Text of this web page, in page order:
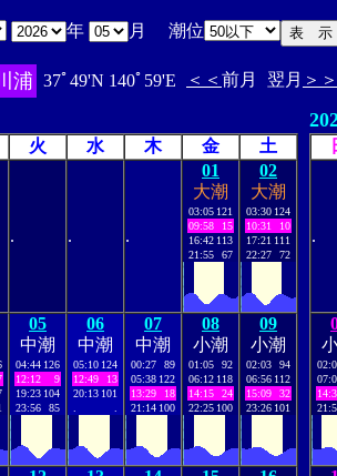
年 月 潮位
浦 37ﾟ49'N 140ﾟ59'E ＜＜ 前月 翌月 ＞＞
火 水 木 金 土
. . .
01
大潮
03:05 121
09:58
15
16:42 113
21:55
67
02
大潮
03:30 124
10:31
10
17:21 111
22:27
72
05
中潮
04:44 126
12:12
9
19:23 104
23:56
85
06
中潮
05:10 124
12:49
13
20:13 101
07
中潮
00:27
89
05:38 122
13:29
18
21:14 100
08
小潮
01:05
92
06:12 118
14:15
24
22:25 100
09
小潮
02:03
94
06:56 112
15:09
32
23:26 101
.